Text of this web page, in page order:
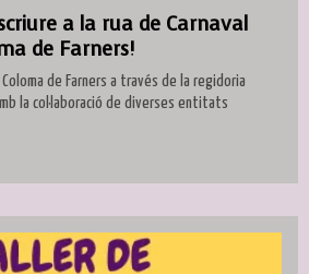
a la rua de Carnaval
de Farners!
de Farners a través de la regidoria
la col·laboració de diverses entitats